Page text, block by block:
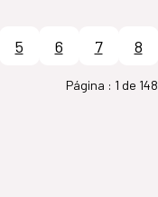
5 6 7
8
Página : 1 de 148